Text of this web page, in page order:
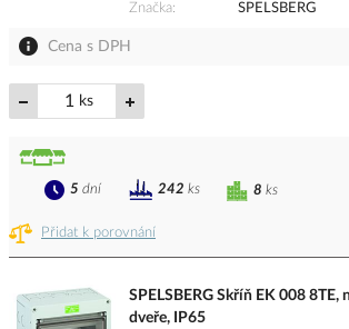
Značka
SPELSBERG
Cena s DPH
ks
Přidat k porovnání
8 ks
5 dní 242 ks
SPELSBERG Skříň EK 008
dveře, IP65